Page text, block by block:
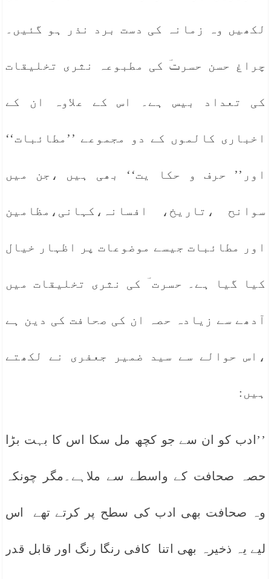
لکھیں وہ زمانہ کی دست برد نذر ہو گئیں۔
چراغ حسن حسرتؔ کی مطبوعہ نثری تخلیقات
کی تعداد بیس ہے۔ اس کے علاوہ ان کے
اخباری کالموں کے دو مجموعے ’’مطائبات‘‘
اور’’ حرف و حکا یت‘‘ بھی ہیں ،جن میں
سوانح ،تاریخ، افسانہ،کہانی،مظامین
اور مطائبات جیسے موضوعات پر اظہار خیال
کیا گیا ہے۔ حسرت ؔ کی نثری تخلیقات میں
آدھے سے زیادہ حصہ ان کی صحافت کی دین ہے
،اس حوالے سے سید ضمیر جعفری نے لکھتے
ہیں:
’’ادب کو ان سے جو کچھ مل سکا اس کا بہت بڑا
حصہ صحافت کے واسطے سے ملاہے۔مگر چونکہ
وہ صحافت بھی ادب کی سطح پر کرتے تھے اس
لیے یہ ذخیرہ بھی اتنا کافی رنگا رنگ اور قابل قدر